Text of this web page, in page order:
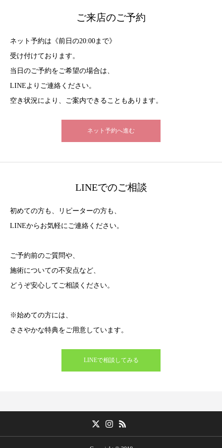
ご来店のご予約
ネット予約は《前日の20:00まで》
受け付けております。
当日のご予約をご希望の場合は、
LINEよりご連絡ください。
空き状況により、ご案内できることもあります。
ネット予約へ進む
LINEでのご相談
初めての方も、リピーターの方も、
LINEからお気軽にご連絡ください。
ご予約前のご質問や、
施術についての不安点など、
どうぞ安心してご相談ください。
※始めての方には、
ささやかな特典をご用意しています。
LINEで相談してみる